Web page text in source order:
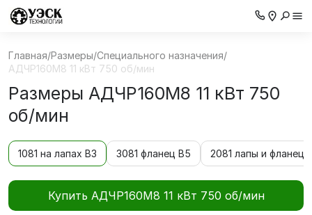
Главная/Размеры/Специального назначения/
АДЧР160М8 11 кВт 750 об/мин
Размеры АДЧР160М8 11 кВт 750
об/мин
Купить АДЧР160М8 11 кВт 750 об/мин
1081 на лапах В3 3081 фланец В5 2081 лапы и фланец